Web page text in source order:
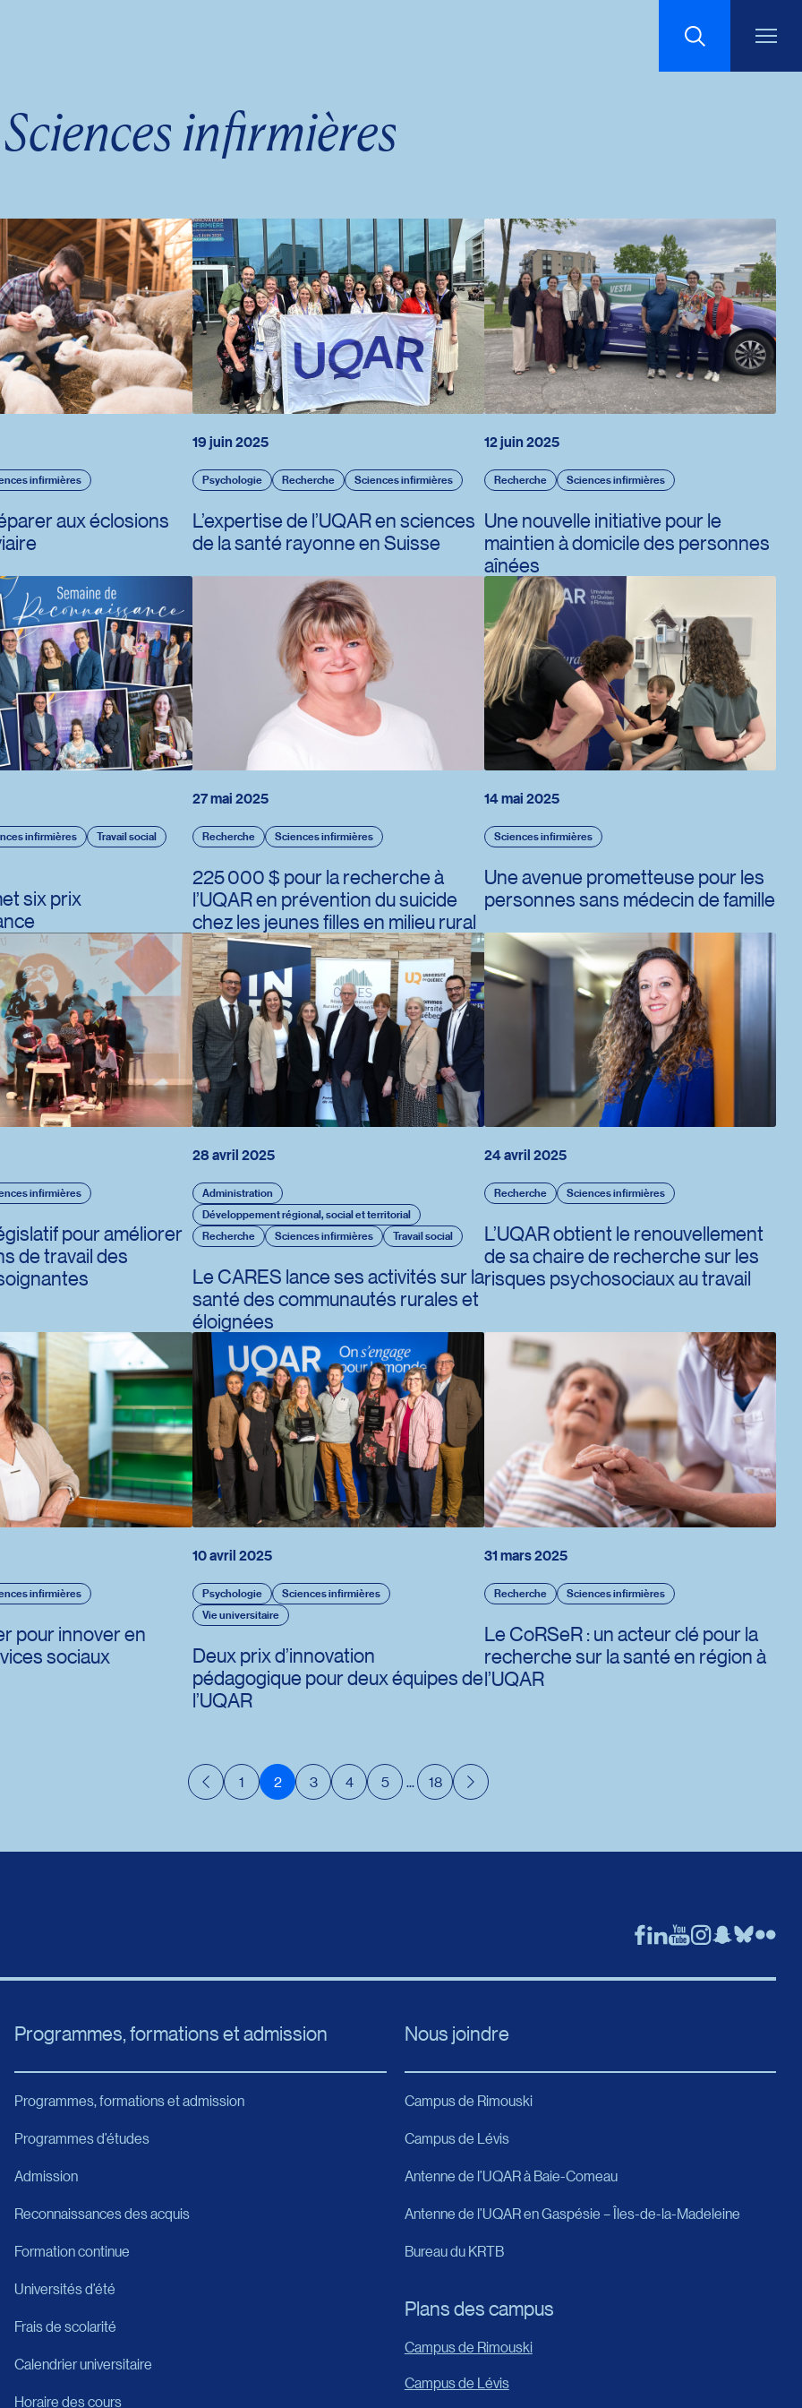
Sciences infirmières
infirmières
aux éclosions
19 juin 2025
Psychologie Recherche Sciences infirmières
L’expertise de l’UQAR en sciences
de la santé rayonne en Suisse
12 juin 2025
Recherche Sciences infirmières
Une nouvelle initiative pour le
maintien à domicile des personnes
aînées
infirmières
Travail social
six prix
27 mai 2025
Recherche Sciences infirmières
225 000 $ pour la recherche à
l’UQAR en prévention du suicide
chez les jeunes filles en milieu rural
14 mai 2025
Sciences infirmières
Une avenue prometteuse pour les
personnes sans médecin de famille
infirmières
pour améliorer
de travail des
28 avril 2025
Administration
Développement régional, social et territorial
Recherche
Sciences infirmières Travail social
Le CARES lance ses activités sur la
santé des communautés rurales et
éloignées
24 avril 2025
Recherche Sciences infirmières
L’UQAR obtient le renouvellement
de sa chaire de recherche sur les
risques psychosociaux au travail
infirmières
pour innover en
sociaux
10 avril 2025
Psychologie
Sciences infirmières
Vie universitaire
Deux prix d’innovation
pédagogique pour deux équipes de
l’UQAR
31 mars 2025
Recherche Sciences infirmières
Le CoRSeR : un acteur clé pour la
recherche sur la santé en région à
l’UQAR
Précédent
1 2 3 4 5 ... 18 Suivant
Programmes, formations et admission
Programmes, formations et admission
Programmes d’études
Admission
Reconnaissances des acquis
Formation continue
Universités d’été
Frais de scolarité
Calendrier universitaire
Horaire des cours
Nous joindre
Campus de Rimouski
Campus de Lévis
Antenne de l’UQAR à Baie-Comeau
Antenne de l’UQAR en Gaspésie – Îles-de-la-Madeleine
Bureau du KRTB
Plans des campus
Campus de Rimouski
Campus de Lévis